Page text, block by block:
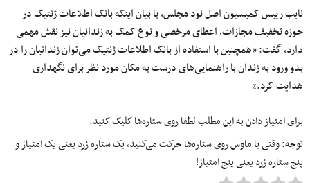
نایب رییس کمیسیون اصل نود مجلس، با بیان اینکه بانک اطلاعات ژنتیک در
حوزه تخفیف مجازات، اعطای مرخصی و نوع کمک به زندانیان نیز نقش مهمی
دارد، گفت: «همچنین با استفاده از بانک اطلاعات ژنتیک می‌توان زندانیان را در
بدو ورود به زندان با راهنمایی‌های درست به مکان مورد نظر برای نگهداری
هدایت کرد.»
برای امتیاز دادن به این مطلب لطفا روی ستاره‌ها کلیک کنید.
توجه: وقتی با ماوس روی ستاره‌ها حرکت می‌کنید، یک ستاره زرد یعنی یک امتیاز و
پنج ستاره زرد یعنی پنج امتیاز!